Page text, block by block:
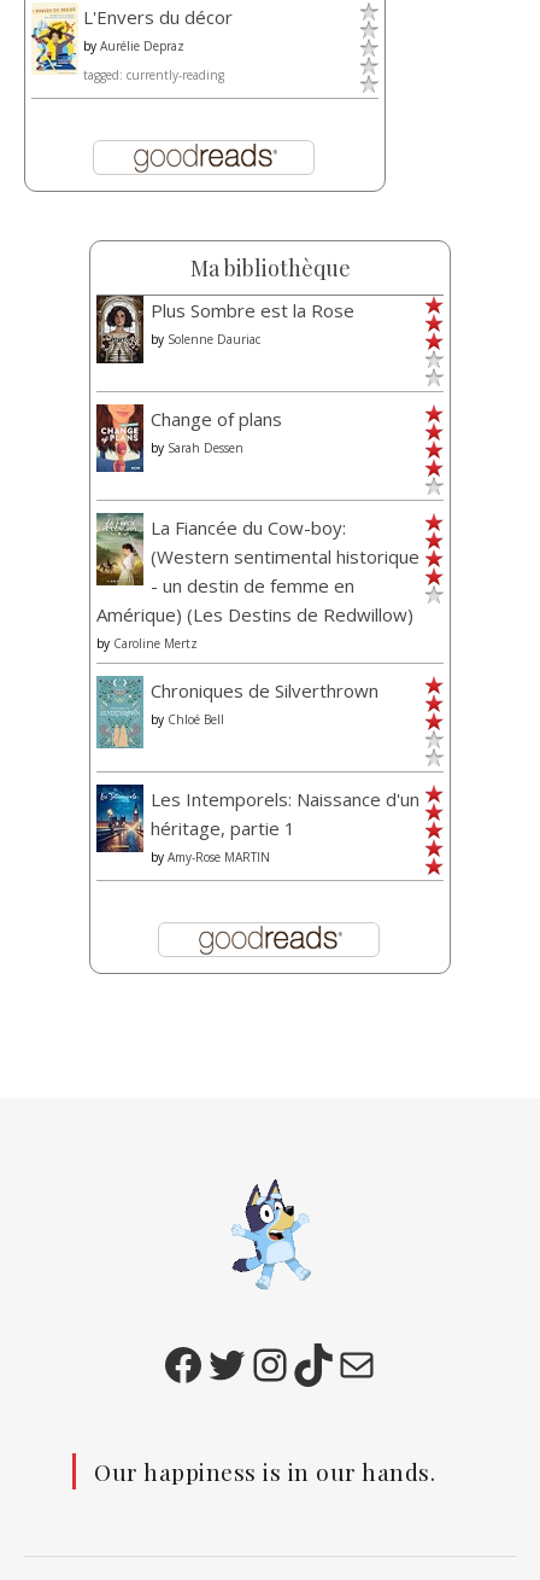
L'Envers du décor
by Aurélie Depraz
tagged: currently-reading
Ma bibliothèque
Plus Sombre est la Rose
by Solenne Dauriac
Change of plans
by Sarah Dessen
La Fiancée du Cow-boy:
(Western sentimental historique
- un destin de femme en
Amérique) (Les Destins de Redwillow)
by Caroline Mertz
Chroniques de Silverthrown
by Chloé Bell
Les Intemporels: Naissance d'un
héritage, partie 1
by Amy-Rose MARTIN
Facebook
TwitterInstagram
TikTokE-mail
Our happiness is in our hands.